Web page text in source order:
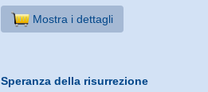
Mostra i dettagli
Speranza della risurrezione